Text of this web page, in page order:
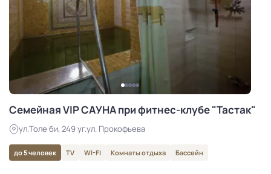
Семейная VIP САУНА при фитнес-клубе "Тастак"
ул.Толе би, 249 уг.ул. Прокофьева
до 5 человек TV WI-FI Комнаты отдыха Бассейн